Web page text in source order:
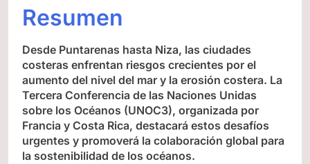
Resumen
Desde Puntarenas hasta Niza, las ciudades
costeras enfrentan riesgos crecientes por el
aumento del nivel del mar y la erosión costera. La
Tercera Conferencia de las Naciones Unidas
sobre los Océanos (UNOC3), organizada por
Francia y Costa Rica, destacará estos desafíos
urgentes y promoverá la colaboración global para
la sostenibilidad de los océanos.